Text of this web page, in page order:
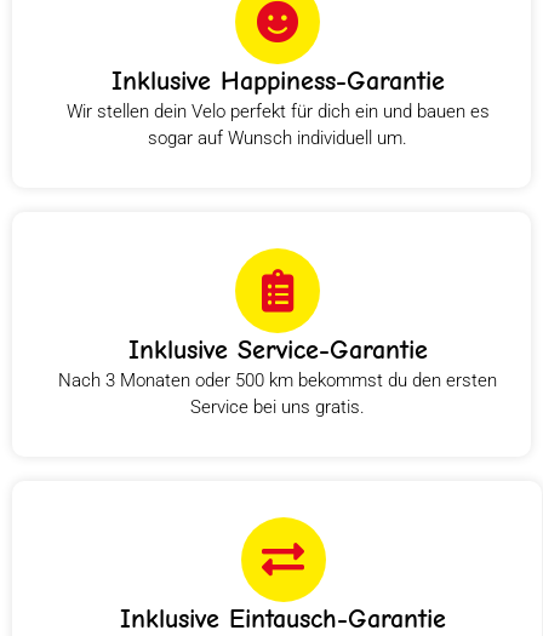
Inklusive Happiness-Garantie
Wir stellen dein Velo perfekt für dich ein und bauen es
sogar auf Wunsch individuell um.
Inklusive Service-Garantie
Nach 3 Monaten oder 500 km bekommst du den ersten
Service bei uns gratis.
Inklusive Eintausch-Garantie